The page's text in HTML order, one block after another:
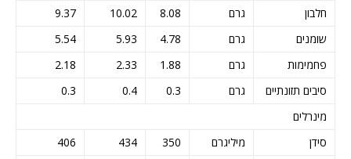
חלבון גרם 8.08
10.02
9.37
שומנים
גרם 4.78
5.93
5.54
פחמימות
גרם 1.88
2.33
2.18
סיבים תזונתיים
גרם 0.3
0.4
0.3
מינרלים
סידן
מיליגרם 350
434
406